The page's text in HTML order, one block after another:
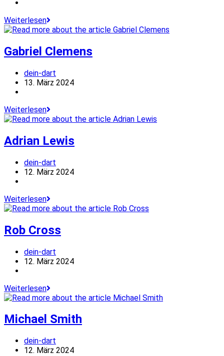
WeiterlesenJames
Wade
Gabriel Clemens
Beitrags-
Autor:
dein-dart
Beitrag
13. März 2024
WeiterlesenGabriel
Clemens
Adrian Lewis
Beitrags-
Autor:
dein-dart
Beitrag
12. März 2024
WeiterlesenAdrian
Lewis
Rob Cross
Beitrags-
Autor:
dein-dart
Beitrag
12. März 2024
WeiterlesenRob
Cross
Michael Smith
Beitrags-
Autor:
dein-dart
Beitrag
12. März 2024